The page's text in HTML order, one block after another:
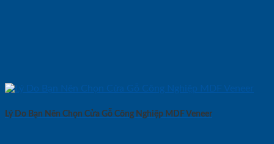
Lý Do Bạn Nên Chọn Cửa Gỗ Công Nghiệp MDF Veneer